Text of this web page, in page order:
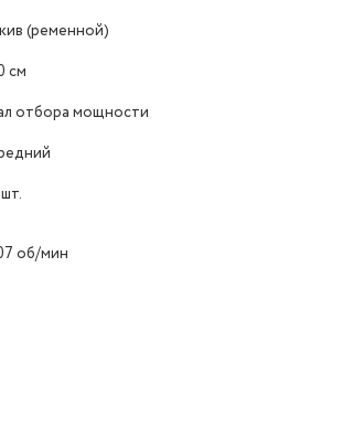
(ременной)
см
отбора мощности
об/мин